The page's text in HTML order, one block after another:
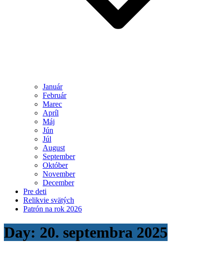
Január
Február
Marec
Apríl
Máj
Jún
Júl
August
September
Október
November
December
Pre deti
Relikvie svätých
Patrón na rok 2026
Day: 20. septembra 2025